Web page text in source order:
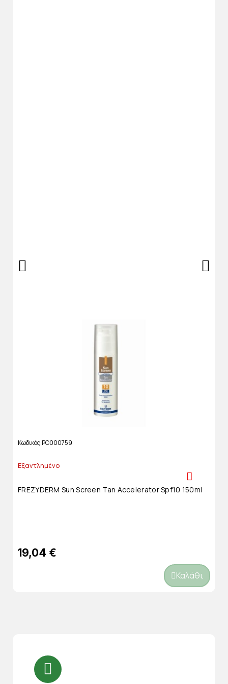
Κωδικός PO000759
Εξαντλημένο
FREZYDERM Sun Screen Tan Accelerator Spf10 150ml
19,04 €
Καλάθι